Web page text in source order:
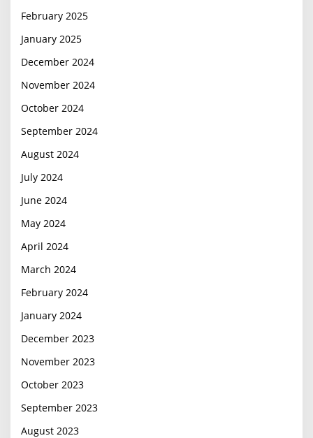
February 2025
January 2025
December 2024
November 2024
October 2024
September 2024
August 2024
July 2024
June 2024
May 2024
April 2024
March 2024
February 2024
January 2024
December 2023
November 2023
October 2023
September 2023
August 2023